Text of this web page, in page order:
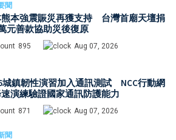
聞
熊本強震賑災再獲支持 台灣首廟天壇捐
元善款協助災後復原
895 Aug 07, 2026
城鎮韌性演習加入通訊測試 NCC行動網
演練驗證國家通訊防護能力
871 Aug 07, 2026
聞